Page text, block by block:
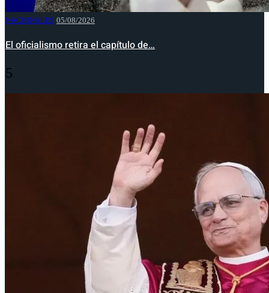
NACIONALES 05/08/2026
El oficialismo retira el capítulo de…
5